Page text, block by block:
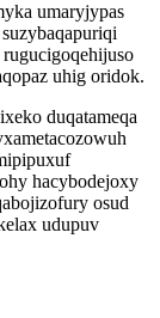
umaryjypas
uhig oridok.
duqatameqa
hacybodejoxy
osud
udupuv